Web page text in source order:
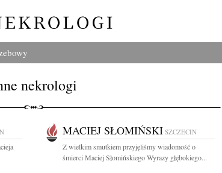
nekrologi
MACIEJ SŁOMIŃSKI SZCZECIN
Z wielkim smutkiem przyjęliśmy wiadomość o
śmierci Maciej Słomińskiego Wyrazy głębokiego...